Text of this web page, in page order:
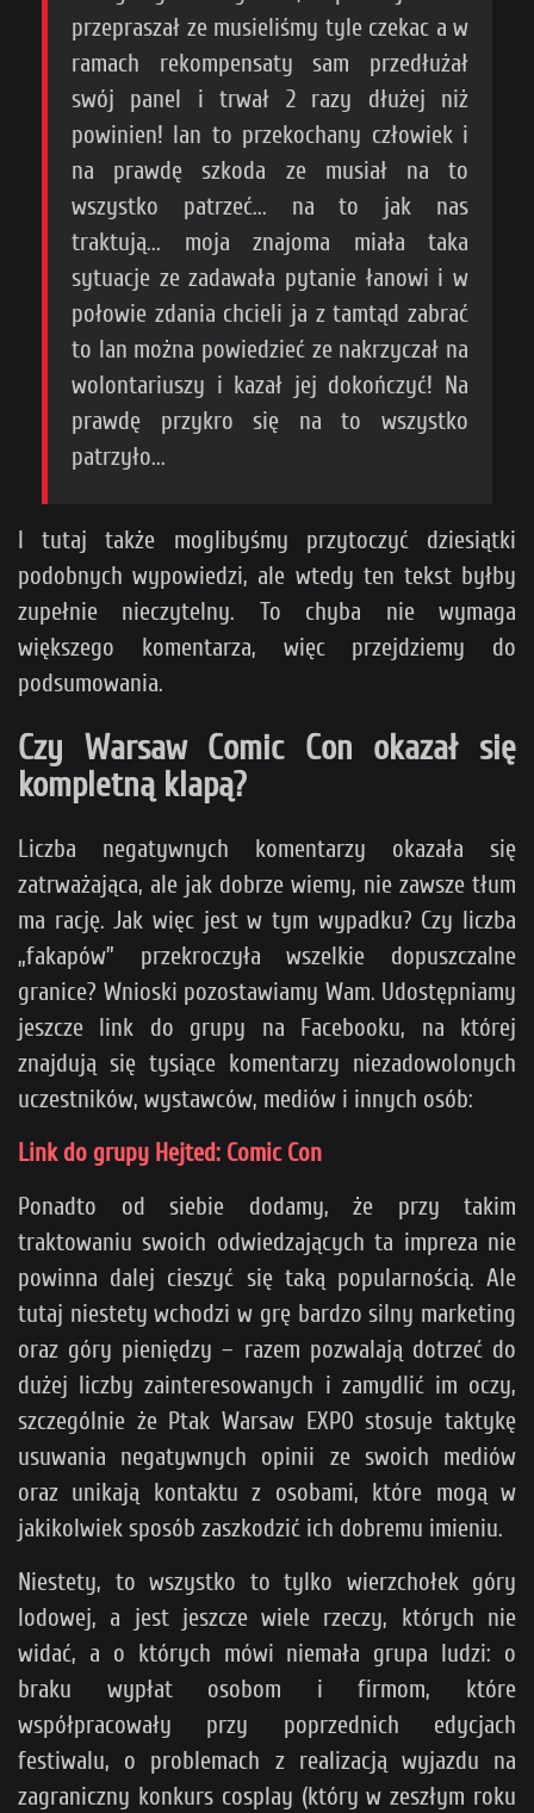
przepraszał ze musieliśmy tyle czekac a w
ramach rekompensaty sam przedłużał
swój panel i trwał 2 razy dłużej niż
powinien! lan to przekochany człowiek i
na prawdę szkoda ze musiał na to
wszystko patrzeć... na to jak nas
traktują... moja znajoma miała taka
sytuacje ze zadawała pytanie łanowi i w
połowie zdania chcieli ja z tamtąd zabrać
to lan można powiedzieć ze nakrzyczał na
wolontariuszy i kazał jej dokończyć! Na
prawdę przykro się na to wszystko
patrzyło...
I tutaj także moglibyśmy przytoczyć dziesiątki
podobnych wypowiedzi, ale wtedy ten tekst byłby
zupełnie nieczytelny. To chyba nie wymaga
większego komentarza, więc przejdziemy do
podsumowania.
Czy Warsaw Comic Con okazał się
kompletną klapą?
Liczba negatywnych komentarzy okazała się
zatrważająca, ale jak dobrze wiemy, nie zawsze tłum
ma rację. Jak więc jest w tym wypadku? Czy liczba
„fakapów” przekroczyła wszelkie dopuszczalne
granice? Wnioski pozostawiamy Wam. Udostępniamy
jeszcze link do grupy na Facebooku, na której
znajdują się tysiące komentarzy niezadowolonych
uczestników, wystawców, mediów i innych osób:
Link do grupy Hejted: Comic Con
Ponadto od siebie dodamy, że przy takim
traktowaniu swoich odwiedzających ta impreza nie
powinna dalej cieszyć się taką popularnością. Ale
tutaj niestety wchodzi w grę bardzo silny marketing
oraz góry pieniędzy – razem pozwalają dotrzeć do
dużej liczby zainteresowanych i zamydlić im oczy,
szczególnie że Ptak Warsaw EXPO stosuje taktykę
usuwania negatywnych opinii ze swoich mediów
oraz unikają kontaktu z osobami, które mogą w
jakikolwiek sposób zaszkodzić ich dobremu imieniu.
Niestety, to wszystko to tylko wierzchołek góry
lodowej, a jest jeszcze wiele rzeczy, których nie
widać, a o których mówi niemała grupa ludzi: o
braku wypłat osobom i firmom, które
współpracowały przy poprzednich edycjach
festiwalu, o problemach z realizacją wyjazdu na
zagraniczny konkurs cosplay (który w zeszłym roku